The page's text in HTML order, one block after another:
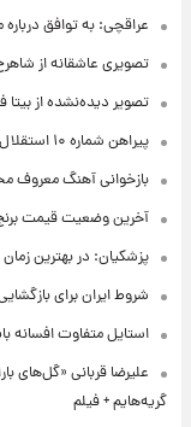
عراقچی: به توافق
تصویری عاشقانه از
تصویر دیده‌نشده از
پیراهن شماره ۱۰ استقلال به جانشین رامین رضاییان رسید + عکس
بازخوانی آهنگ معروف
آخرین وضعیت قیمت
پزشکیان: در بهترین زمان
شروط ایران برای
استایل متفاوت افسانه بایگان در ۶۴
علیرضا قربانی «گل‌های
گریه‌هایم + فیلم